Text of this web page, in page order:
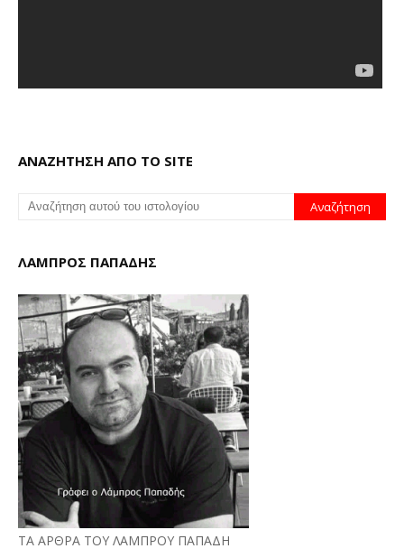
ΑΝΑΖΗΤΗΣΗ ΑΠΟ ΤΟ SITE
ΛΑΜΠΡΟΣ ΠΑΠΑΔΗΣ
ΤΑ ΑΡΘΡΑ ΤΟΥ ΛΑΜΠΡΟΥ ΠΑΠΑΔΗ